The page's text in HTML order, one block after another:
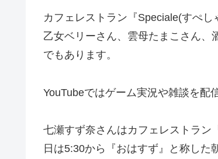
カフェレストラン『Speciale(すぺ
乙女ベリーさん、雲母たまこさん、
でもあります。
YouTubeではゲーム実況や雑談を配信
七瀬すず奈さんはカフェレストラン
日は5:30から『おはすず』と称した